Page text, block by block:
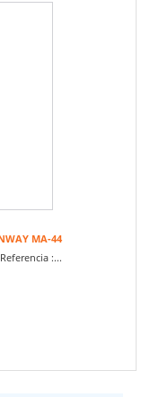
MA-44
:...